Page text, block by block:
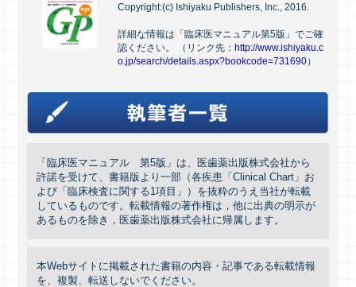
Copyright:(c) Ishiyaku Publishers, Inc., 2016.
詳細な情報は「臨床医マニュアル第5版」でご確
認ください。 （リンク先：http://www.ishiyaku.c
o.jp/search/details.aspx?bookcode=731690）
「臨床医マニュアル 第5版」は、医歯薬出版株式会社から
許諾を受けて、書籍版より一部（各疾患「Clinical Chart」お
よび「臨床検査に関する1項目」）を抜粋のうえ当社が転載
しているものです。転載情報の著作権は，他に出典の明示が
あるものを除き，医歯薬出版株式会社に帰属します。
本Webサイトに掲載された書籍の内容・記事である転載情報
を、複製、転送しないでください。